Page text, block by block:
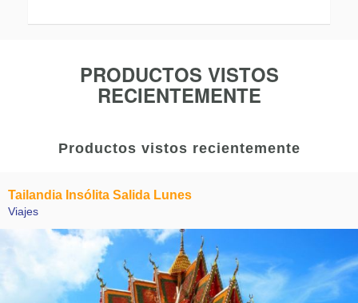
PRODUCTOS VISTOS
RECIENTEMENTE
Productos vistos recientemente
Tailandia Insólita Salida Lunes
Viajes